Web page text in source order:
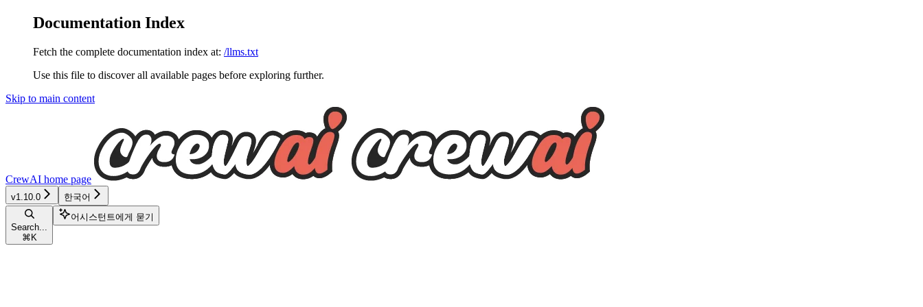
Documentation Index
Fetch the complete documentation index at: /llms.txt
Use this file to discover all available pages before exploring further.
Skip to main content
CrewAI home page
v1.10.0 한국어
Search...
⌘ K
어시스턴트에게 묻기